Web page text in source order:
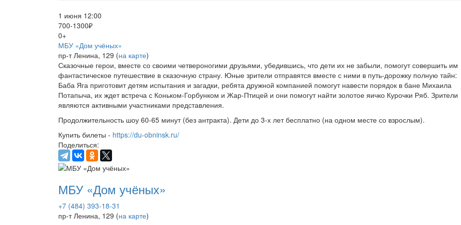
1 июня 12:00
700-1300₽
0+
МБУ «Дом учёных»
пр-т Ленина, 129 (на карте)
Сказочные герои, вместе со своими четвероногими друзьями, убедившись, что дети их не забыли, помогут совершить им
фантастическое путешествие в сказочную страну. Юные зрители отправятся вместе с ними в путь-дорожку полную тайн:
Баба Яга приготовит детям испытания и загадки, ребята дружной компанией помогут навести порядок в бане Михаила
Потапыча, их ждет встреча с Коньком-Горбунком и Жар-Птицей и они помогут найти золотое яичко Курочки Ряб. Зрители
являются активными участниками представления.
Продолжительность шоу 60-65 минут (без антракта). Дети до 3-х лет бесплатно (на одном месте со взрослым).
Купить билеты - https://du-obninsk.ru/
Поделиться:
МБУ «Дом учёных»
+7 (484) 393-18-31
пр-т Ленина, 129 (на карте)